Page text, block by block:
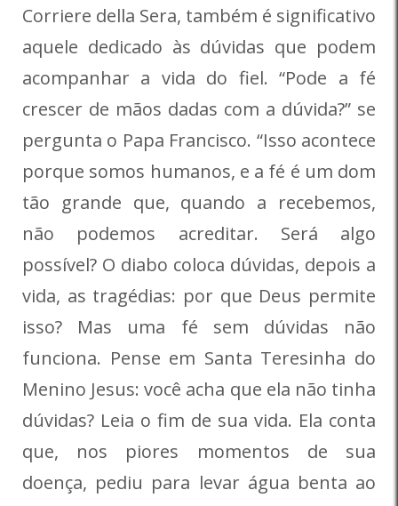
Corriere della Sera, também é significativo
aquele dedicado às dúvidas que podem
acompanhar a vida do fiel. “Pode a fé
crescer de mãos dadas com a dúvida?” se
pergunta o Papa Francisco. “Isso acontece
porque somos humanos, e a fé é um dom
tão grande que, quando a recebemos,
não podemos acreditar. Será algo
possível? O diabo coloca dúvidas, depois a
vida, as tragédias: por que Deus permite
isso? Mas uma fé sem dúvidas não
funciona. Pense em Santa Teresinha do
Menino Jesus: você acha que ela não tinha
dúvidas? Leia o fim de sua vida. Ela conta
que, nos piores momentos de sua
doença, pediu para levar água benta ao